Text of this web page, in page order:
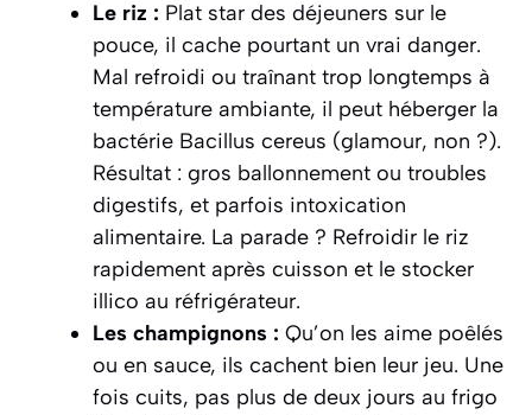
Le riz : Plat star des déjeuners sur le
pouce, il cache pourtant un vrai danger.
Mal refroidi ou traînant trop longtemps à
température ambiante, il peut héberger la
bactérie Bacillus cereus (glamour, non ?).
Résultat : gros ballonnement ou troubles
digestifs, et parfois intoxication
alimentaire. La parade ? Refroidir le riz
rapidement après cuisson et le stocker
illico au réfrigérateur.
Les champignons : Qu’on les aime poêlés
ou en sauce, ils cachent bien leur jeu. Une
fois cuits, pas plus de deux jours au frigo